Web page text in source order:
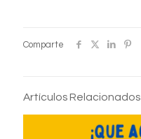
Comparte
Artículos Relacionados